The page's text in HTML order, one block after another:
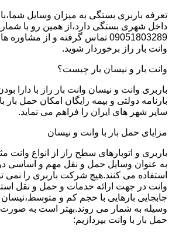
تعرفه باربری بستگی به میزان وسایل
داخل شهری بستگی دارد،از همین رو با
09051803289 تماس گرفته و از
وانت بار راز برخوردار شوید.
وانت بار و نیسان بار چیست؟
باربری وانت و نیسان وانت بار راز با دارا
بارنامه دولتی و بیمه رایگان امکان حمل بار
سایر شهر های ایران را فراهم می نماید.
مزایای حمل بار با وانت و نیسان
باربری و اتوبارهای سطح راز از انواع وانت
به عنوان وسایل حمل و نقل مهم و اساسی
استفاده می کنند.هیچ شرکت باربری را نمی
وانت در جهت ارائه خدمات و حمل و نقل
جابجایی بارهایی با حجم کم و متوسط،نیسان
وسیله به شمار می روند.بهتر است به صورت
حمل بار با وانت بپردازیم: